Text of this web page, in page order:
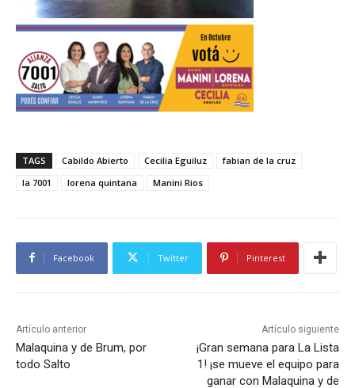
TAGS Cabildo Abierto Cecilia Eguiluz
fabian de la cruz
la 7001
lorena quintana Manini Rios
Facebook Twitter Pinterest
Artículo anterior
Malaquina y de Brum, por
todo Salto
Artículo siguiente
¡Gran semana para La Lista
1! ¡se mueve el equipo para
ganar con Malaquina y de